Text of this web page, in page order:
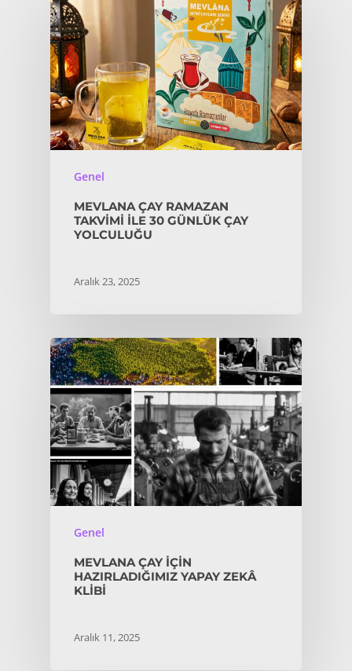
Genel
MEVLANA ÇAY RAMAZAN
TAKVIMI İLE 30 GÜNLÜK ÇAY
YOLCULUĞU
Aralık 23, 2025
Genel
MEVLANA ÇAY IÇIN
HAZIRLADIĞIMIZ YAPAY ZEKÂ
KLIBI
Aralık 11, 2025